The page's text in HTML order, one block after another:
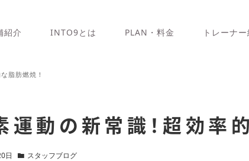
紹介 INTO9とは PLAN・料金 トレーナ
脂肪燃焼！
運動の新常識！超効率
日 スタッフブログ